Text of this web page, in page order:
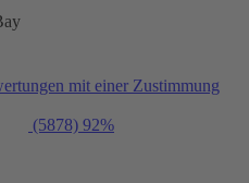
mit einer Zustimmung
(5878) 92%